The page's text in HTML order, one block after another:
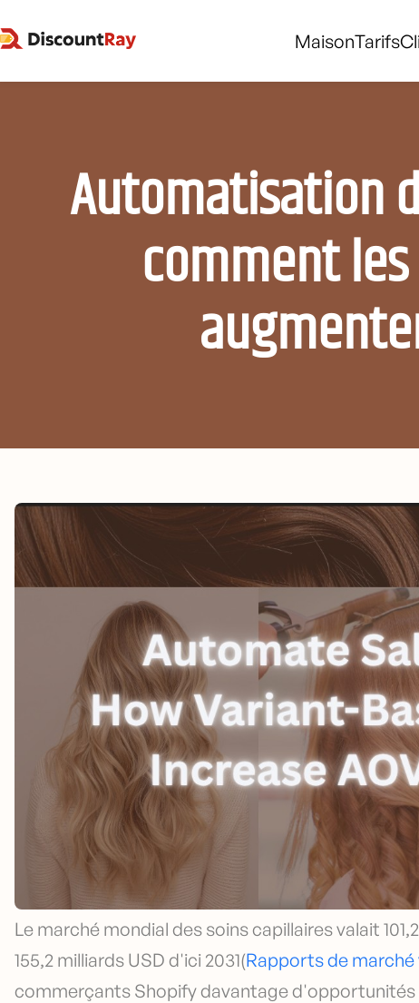
MaisonTarifs
Automatisation
comment
Le marché mondial des soins capillaires valait
155,2 milliards USD d'ici 2031(Rapports de marché
commerçants Shopify davantage